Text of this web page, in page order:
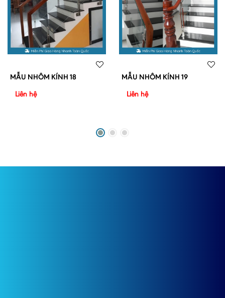
MẪU NHÔM KÍNH 18
Liên hệ
MẪU NHÔM KÍNH 19
Liên hệ